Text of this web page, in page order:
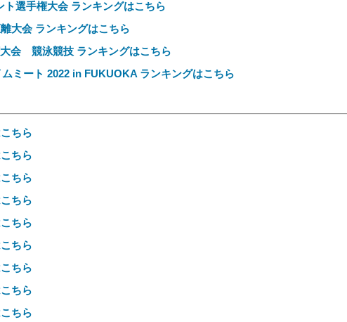
選手権大会 ランキングはこちら
大会 ランキングはこちら
会 競泳競技 ランキングはこちら
ミート 2022 in FUKUOKA ランキングはこちら
ちら
ちら
ちら
ちら
ちら
ちら
ちら
ちら
ちら